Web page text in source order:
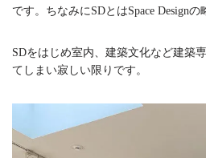
です。ちなみにSDとはSpace Designの
SDをはじめ室内、建築文化など建築
てしまい寂しい限りです。